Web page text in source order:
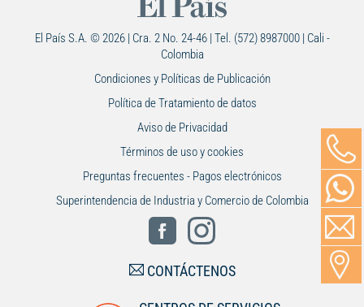
El País S.A. © 2026 | Cra. 2 No. 24-46 | Tel. (572) 8987000 | Cali -
Colombia
Condiciones y Políticas de Publicación
Política de Tratamiento de datos
Aviso de Privacidad
Términos de uso y cookies
Preguntas frecuentes - Pagos electrónicos
Superintendencia de Industria y Comercio de Colombia
CONTÁCTENOS